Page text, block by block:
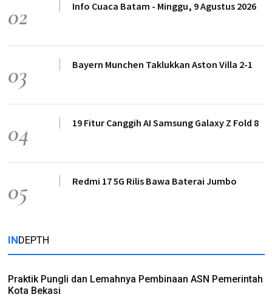
02 Info Cuaca Batam - Minggu, 9 Agustus 2026
03 Bayern Munchen Taklukkan Aston Villa 2-1
04 19 Fitur Canggih AI Samsung Galaxy Z Fold 8
05 Redmi 17 5G Rilis Bawa Baterai Jumbo
INDEPTH
Praktik Pungli dan Lemahnya Pembinaan ASN Pemerintah
Kota Bekasi